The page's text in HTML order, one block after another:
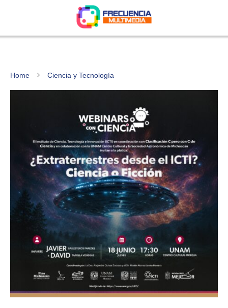
Home Ciencia y Tecnología